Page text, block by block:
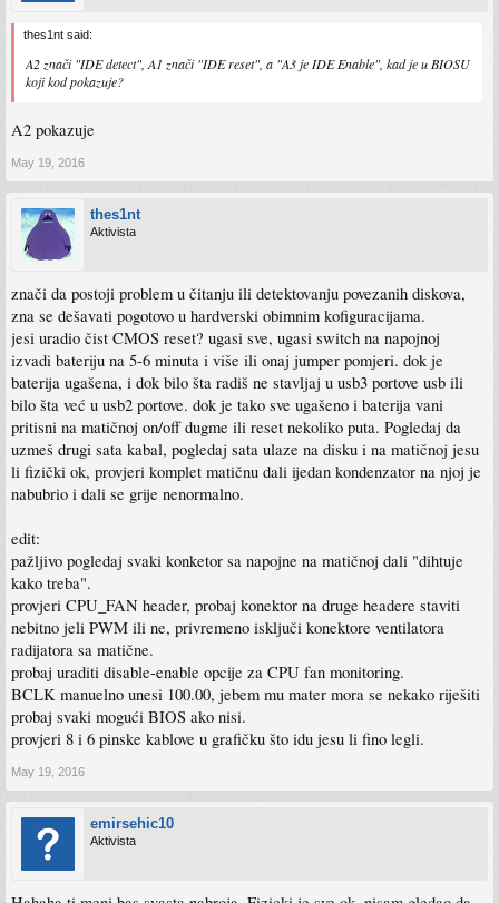
thes1nt said:
A2 znači "IDE detect", A1 znači "IDE reset", a "A3 je IDE Enable", kad je u BIOSU
koji kod pokazuje?
A2 pokazuje
May 19, 2016
thes1nt
Aktivista
znači da postoji problem u čitanju ili detektovanju povezanih diskova,
zna se dešavati pogotovo u hardverski obimnim kofiguracijama.
jesi uradio čist CMOS reset? ugasi sve, ugasi switch na napojnoj
izvadi bateriju na 5-6 minuta i više ili onaj jumper pomjeri. dok je
baterija ugašena, i dok bilo šta radiš ne stavljaj u usb3 portove usb ili
bilo šta već u usb2 portove. dok je tako sve ugašeno i baterija vani
pritisni na matičnoj on/off dugme ili reset nekoliko puta. Pogledaj da
uzmeš drugi sata kabal, pogledaj sata ulaze na disku i na matičnoj jesu
li fizički ok, provjeri komplet matičnu dali ijedan kondenzator na njoj je
nabubrio i dali se grije nenormalno.
edit:
pažljivo pogledaj svaki konketor sa napojne na matičnoj dali "dihtuje
kako treba".
provjeri CPU_FAN header, probaj konektor na druge headere staviti
nebitno jeli PWM ili ne, privremeno isključi konektore ventilatora
radijatora sa matične.
probaj uraditi disable-enable opcije za CPU fan monitoring.
BCLK manuelno unesi 100.00, jebem mu mater mora se nekako riješiti
probaj svaki mogući BIOS ako nisi.
provjeri 8 i 6 pinske kablove u grafičku što idu jesu li fino legli.
May 19, 2016
emirsehic10
Aktivista